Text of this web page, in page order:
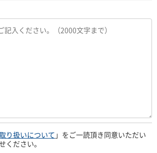
り扱いについて 」をご一読頂き同意いただい
ください。